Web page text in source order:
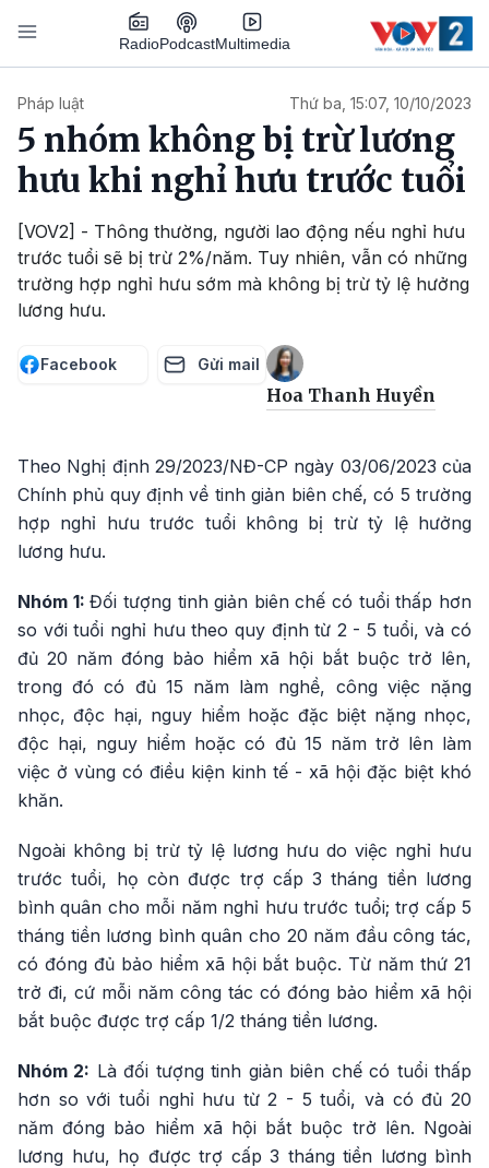
Nhảy đến nội dung
RadioPodcastMultimedia
Pháp luật Thứ ba, 15:07, 10/10/2023
5 nhóm không bị trừ lương
hưu khi nghỉ hưu trước tuổi
[VOV2] - Thông thường, người lao động nếu nghỉ hưu
trước tuổi sẽ bị trừ 2%/năm. Tuy nhiên, vẫn có những
trường hợp nghỉ hưu sớm mà không bị trừ tỷ lệ hưởng
lương hưu.
Facebook Gửi mail
Hoa Thanh Huyền
Theo Nghị định 29/2023/NĐ-CP ngày 03/06/2023 của
Chính phủ quy định về tinh giản biên chế, có 5 trường
hợp nghỉ hưu trước tuổi không bị trừ tỷ lệ hưởng
lương hưu.
Nhóm 1:Đối tượng tinh giản biên chế có tuổi thấp hơn
so với tuổi nghỉ hưu theo quy định từ 2 - 5 tuổi, và có
đủ 20 năm đóng bảo hiểm xã hội bắt buộc trở lên,
trong đó có đủ 15 năm làm nghề, công việc nặng
nhọc, độc hại, nguy hiểm hoặc đặc biệt nặng nhọc,
độc hại, nguy hiểm hoặc có đủ 15 năm trở lên làm
việc ở vùng có điều kiện kinh tế - xã hội đặc biệt khó
khăn.
Ngoài không bị trừ tỷ lệ lương hưu do việc nghỉ hưu
trước tuổi, họ còn được trợ cấp 3 tháng tiền lương
bình quân cho mỗi năm nghỉ hưu trước tuổi; trợ cấp 5
tháng tiền lương bình quân cho 20 năm đầu công tác,
có đóng đủ bảo hiểm xã hội bắt buộc. Từ năm thứ 21
trở đi, cứ mỗi năm công tác có đóng bảo hiểm xã hội
bắt buộc được trợ cấp 1/2 tháng tiền lương.
Nhóm 2: Là đối tượng tinh giản biên chế có tuổi thấp
hơn so với tuổi nghỉ hưu từ 2 - 5 tuổi, và có đủ 20
năm đóng bảo hiểm xã hội bắt buộc trở lên. Ngoài
lương hưu, họ được trợ cấp 3 tháng tiền lương bình